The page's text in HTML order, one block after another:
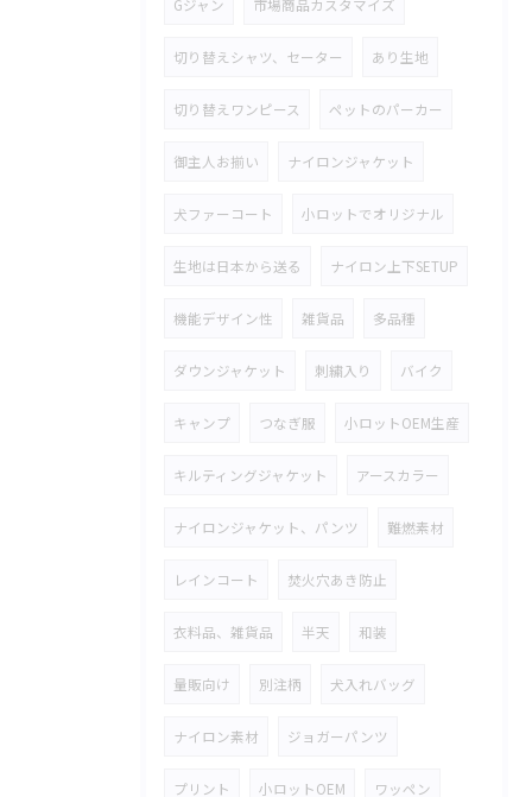
Gジャン 市場商品カスタマイズ
切り替えシャツ、セーター あり生地
切り替えワンピース ペットのパーカー
御主人お揃い ナイロンジャケット
犬ファーコート 小ロットでオリジナル
生地は日本から送る ナイロン上下SETUP
機能デザイン性 雑貨品 多品種
ダウンジャケット 刺繍入り バイク
キャンプ つなぎ服 小ロットOEM生産
キルティングジャケット アースカラー
ナイロンジャケット、パンツ 難燃素材
レインコート 焚火穴あき防止
衣料品、雑貨品 半天 和装
量販向け 別注柄 犬入れバッグ
ナイロン素材 ジョガーパンツ
プリント 小ロットOEM ワッペン